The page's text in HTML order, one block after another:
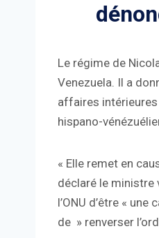
Le régime de
Venezuela. Il a
affaires intérieures
hispano-
« Elle remet en
déclaré le ministre
l’ONU d’être «
de » renverser